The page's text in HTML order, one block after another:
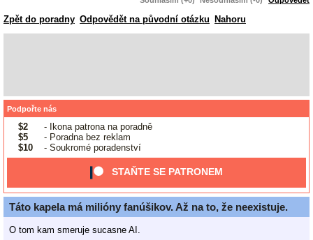
Zpět do poradny Odpovědět na původní otázku Nahoru
Podpořte nás
$2
- Ikona patrona na poradně
$5
- Poradna bez reklam
$10
- Soukromé poradenství
STAŇTE SE PATRONEM
Táto kapela má milióny fanúšikov. Až na to, že neexistuje.
O tom kam smeruje sucasne AI.